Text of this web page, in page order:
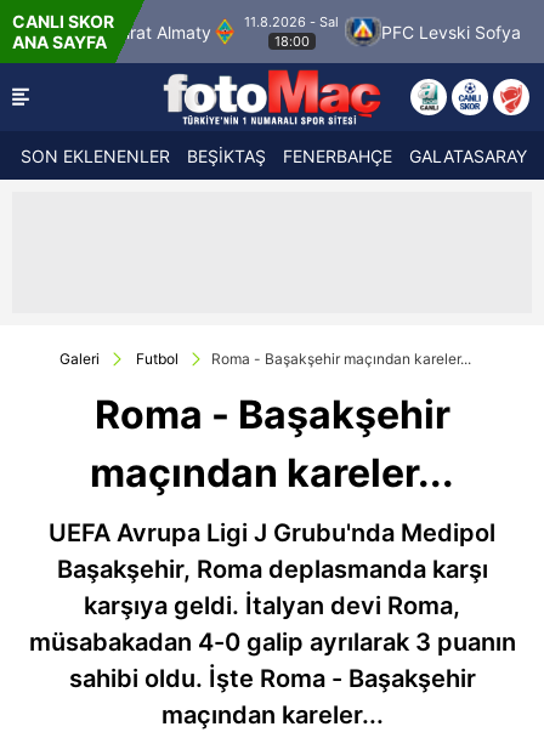
CANLI SKOR
ANA SAYFA
11.8.2026 - Sal
18:00
PFC Levski Sofya Sabah Masazir
SON EKLENENLER BEŞİKTAŞ FENERBAHÇE GALATASARAY
Galeri Futbol Roma - Başakşehir maçından kareler...
Roma - Başakşehir
maçından kareler...
UEFA Avrupa Ligi J Grubu'nda Medipol
Başakşehir, Roma deplasmanda karşı
karşıya geldi. İtalyan devi Roma,
müsabakadan 4-0 galip ayrılarak 3 puanın
sahibi oldu. İşte Roma - Başakşehir
maçından kareler...